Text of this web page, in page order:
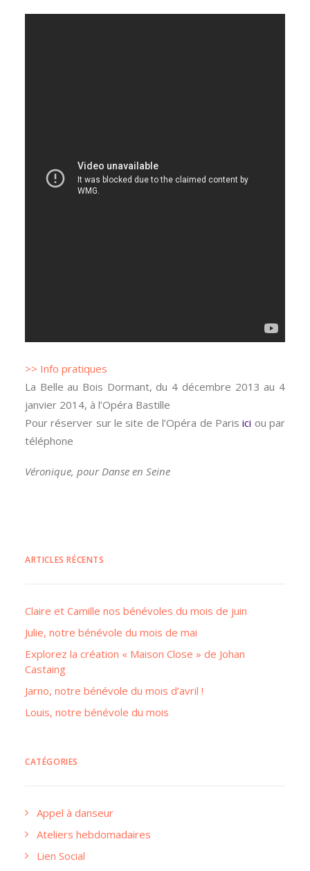
>> Info pratiques
La Belle au Bois Dormant, du 4 décembre 2013 au 4
janvier 2014, à l’Opéra Bastille
Pour réserver sur le site de l’Opéra de Parisici ou par
téléphone
Véronique, pour Danse en Seine
ARTICLES RÉCENTS
Claire et Camille nos bénévoles du mois de juin
Julie, notre bénévole du mois de mai
Explorez la création « Maison Close » de Johan
Castaing
Jarno, notre bénévole du mois d’avril !
Louis, notre bénévole du mois
CATÉGORIES
Appel à danseur
Ateliers hebdomadaires
Lien Social